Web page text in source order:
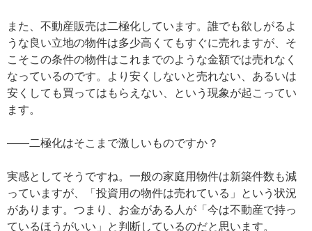
また、不動産販売は二極化しています。誰でも欲しがるよ
うな良い立地の物件は多少高くてもすぐに売れますが、そ
こそこの条件の物件はこれまでのような金額では売れなく
なっているのです。より安くしないと売れない、あるいは
安くしても買ってはもらえない、という現象が起こってい
ます。
——二極化はそこまで激しいものですか？
実感としてそうですね。一般の家庭用物件は新築件数も減
っていますが、「投資用の物件は売れている」という状況
があります。つまり、お金がある人が「今は不動産で持っ
ているほうがいい」と判断しているのだと思います。